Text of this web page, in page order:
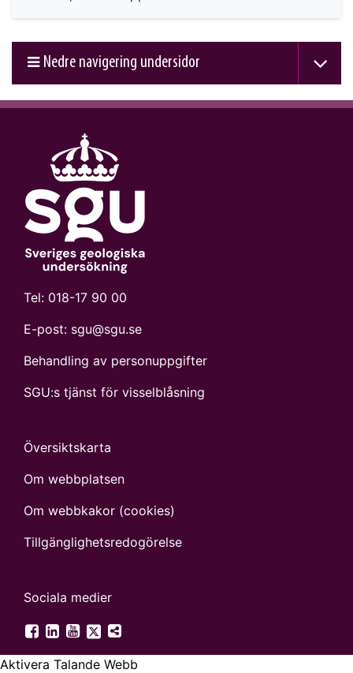
Nedre navigering undersidor
Tel: 018-17 90 00
E-post: sgu@sgu.se
Behandling av personuppgifter
SGU:s tjänst för visselblåsning
Översiktskarta
Om webbplatsen
Om webbkakor (cookies)
Tillgänglighets­redogörelse
Sociala medier
SGU på Facebook
SGU på LinkedIn
SGU på YouTube
SGU på Twitter
Fler digitala kanaler
Aktivera Talande Webb